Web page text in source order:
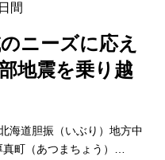
間
ニーズに応え
地震を乗り越
海道胆振（いぶり）地方中
真町（あつまちょう）…